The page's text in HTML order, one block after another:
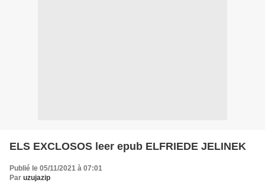
ELS EXCLOSOS leer epub ELFRIEDE JELINEK
Publié le 05/11/2021 à 07:01
Par uzujazip